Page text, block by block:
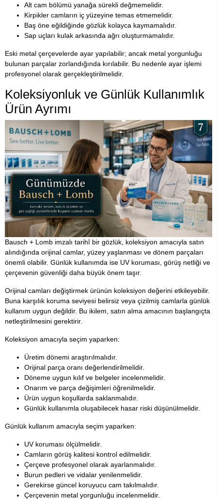
Alt cam bölümü yanağa sürekli değmemelidir.
Kirpikler camların iç yüzeyine temas etmemelidir.
Baş öne eğildiğinde gözlük kolayca kaymamalıdır.
Sap uçları kulak arkasında ağrı oluşturmamalıdır.
Eski metal çerçevelerde ayar yapılabilir; ancak metal yorgunluğu
bulunan parçalar zorlandığında kırılabilir. Bu nedenle ayar işlemi
profesyonel olarak gerçekleştirilmelidir.
Koleksiyonluk ve Günlük Kullanımlık
Ürün Ayrımı
Bausch + Lomb imzalı tarihî bir gözlük, koleksiyon amacıyla satın
alındığında orijinal camlar, yüzey yaşlanması ve dönem parçaları
önemli olabilir. Günlük kullanımda ise UV koruması, görüş netliği ve
çerçevenin güvenliği daha büyük önem taşır.
Orijinal camları değiştirmek ürünün koleksiyon değerini etkileyebilir.
Buna karşılık koruma seviyesi belirsiz veya çizilmiş camlarla günlük
kullanım uygun değildir. Bu ikilem, satın alma amacının başlangıçta
netleştirilmesini gerektirir.
Koleksiyon amacıyla seçim yaparken:
Üretim dönemi araştırılmalıdır.
Orijinal parça oranı değerlendirilmelidir.
Döneme uygun kılıf ve belgeler incelenmelidir.
Onarım ve parça değişimleri öğrenilmelidir.
Ürün uygun koşullarda saklanmalıdır.
Günlük kullanımla oluşabilecek hasar riski düşünülmelidir.
Günlük kullanım amacıyla seçim yaparken:
UV koruması ölçülmelidir.
Camların görüş kalitesi kontrol edilmelidir.
Çerçeve profesyonel olarak ayarlanmalıdır.
Burun pedleri ve vidalar yenilenmelidir.
Gerekirse güncel koruyucu cam takılmalıdır.
Çerçevenin metal yorgunluğu incelenmelidir.